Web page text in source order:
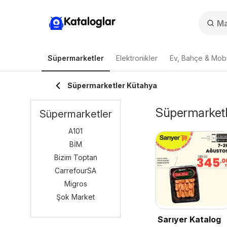
Kataloglar
Süpermarketler Elektronikler Ev, Bahçe &
Süpermarketler Kütahya
Sarıyer Katalog
Süpermarketler
A101
BİM
Bizim Toptan
CarrefourSA
Migros
Şok Market